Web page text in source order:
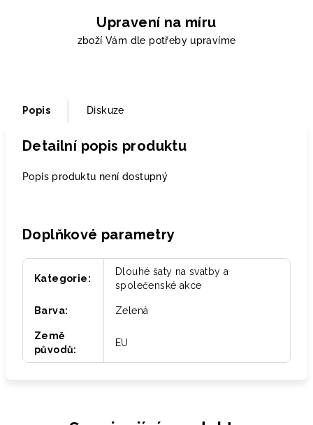
Upravení na míru
zboží Vám dle potřeby upravíme
Popis Diskuze
Detailní popis produktu
Popis produktu není dostupný
Doplňkové parametry
Kategorie:
Dlouhé šaty na svatby a
společenské akce
Barva: Zelená
Země
původů:
EU